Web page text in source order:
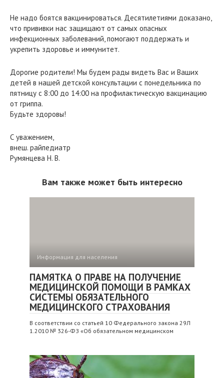
Не надо боятся вакцинироваться. Десятилетиями доказано,
что прививки нас защищают от самых опасных
инфекционных заболеваний, помогают поддержать и
укрепить здоровье и иммунитет.
Дорогие родители! Мы будем рады видеть Вас и Ваших
детей в нашей детской консультации с понедельника по
пятницу с 8:00 до 14:00 на профилактическую вакцинацию
от гриппа.
Будьте здоровы!
С уважением,
внеш. райпедиатр
Румянцева Н. В.
Вам также может быть интересно
Информация для населения
ПАМЯТКА О ПРАВЕ НА ПОЛУЧЕНИЕ
МЕДИЦИНСКОЙ ПОМОЩИ В РАМКАХ
СИСТЕМЫ ОБЯЗАТЕЛЬНОГО
МЕДИЦИНСКОГО СТРАХОВАНИЯ
В соответствии со статьей 10 Федерального закона 29Л
1.2010 № 326-ФЗ «Об обязательном медицинском